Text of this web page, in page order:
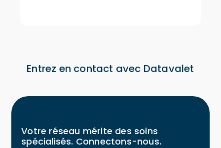
Entrez en contact avec Datavalet
Votre réseau mérite des soins
spécialisés. Connectons-nous.